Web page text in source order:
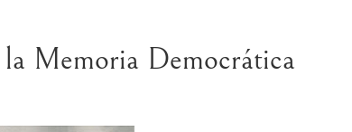
Memoria Democrática